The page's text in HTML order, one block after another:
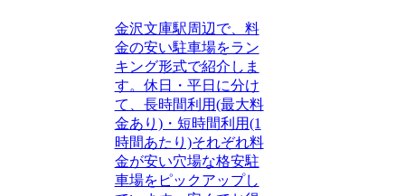
金沢文庫駅周辺で、料
金の安い駐車場をラン
キング形式で紹介しま
す。休日・平日に分け
て、長時間利用(最大料
金あり)・短時間利用(1
時間あたり)それぞれ料
金が安い穴場な格安駐
車場をピックアップし